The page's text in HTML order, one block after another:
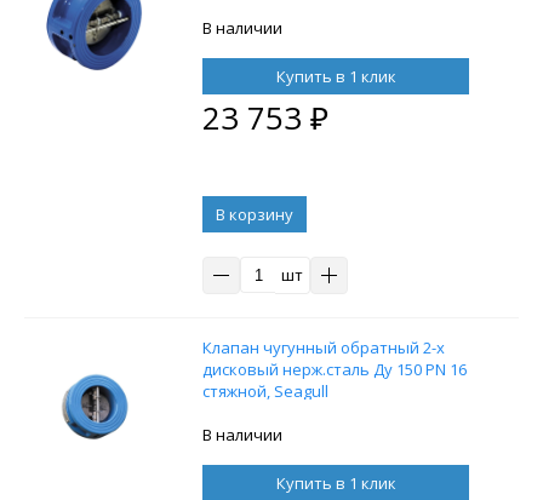
В наличии
Купить в 1 клик
23 753 ₽
В корзину
шт
Клапан чугунный обратный 2-х
дисковый нерж.сталь Ду 150 PN 16
стяжной, Seagull
В наличии
Купить в 1 клик